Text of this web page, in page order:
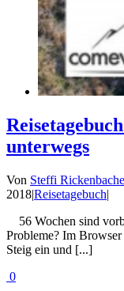
unterwegs
Von Steffi
2018|Reisetagebuch|
56 Wochen sind
Probleme? Im
Steig ein und [...]
0